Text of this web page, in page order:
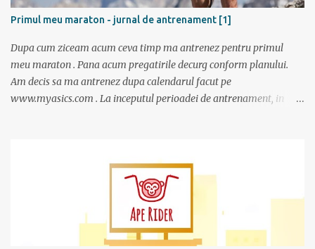
Primul meu maraton - jurnal de antrenament [1]
Dupa cum ziceam acum ceva timp ma antrenez pentru primul
meu maraton . Pana acum pregatirile decurg conform planului.
Am decis sa ma antrenez dupa calendarul facut pe
www.myasics.com . La inceputul perioadei de antrenament, in
saptamana imi propun sa alerg (de doua ori), care sunt zilele
preferate de antrenament. Apoi site-ul mi-a generat un calendar
pentru urmatoarele luni imi care mi se spune cati km am de
alergat la fiecare antrenament si ce timp ar trebui sa scot.
Consider ca este un program foarte bun mai ales ca nu am un